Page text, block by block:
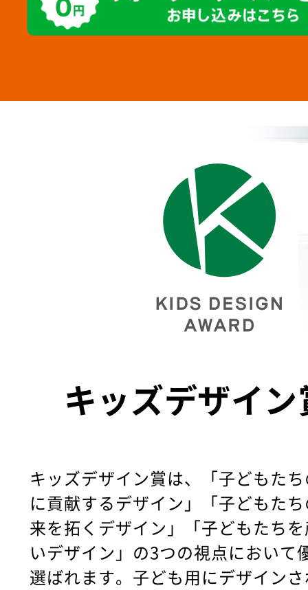
キッズデザイン
キッズデザイン賞は、「子どもた
に貢献するデザイン」「子どもた
来を拓くデザイン」「子どもたち
いデザイン」の3つの視点において
選ばれます。子ども用にデザイン